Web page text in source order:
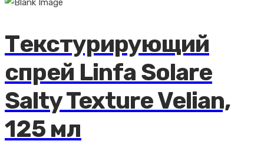
Текстурирующий
спрей Linfa Solare
Salty Texture Velian,
125 мл